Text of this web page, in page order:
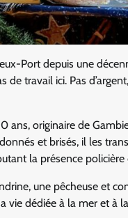
Port depuis une
de travail ici. Pas
ans, originaire de
et brisés, il les
la présence policière
une pêcheuse et
vie dédiée à la mer et à